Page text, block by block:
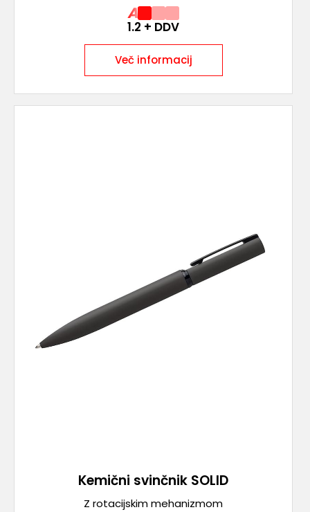
A
1.2 + DDV
Več informacij
Kemični svinčnik SOLID
Z rotacijskim mehanizmom